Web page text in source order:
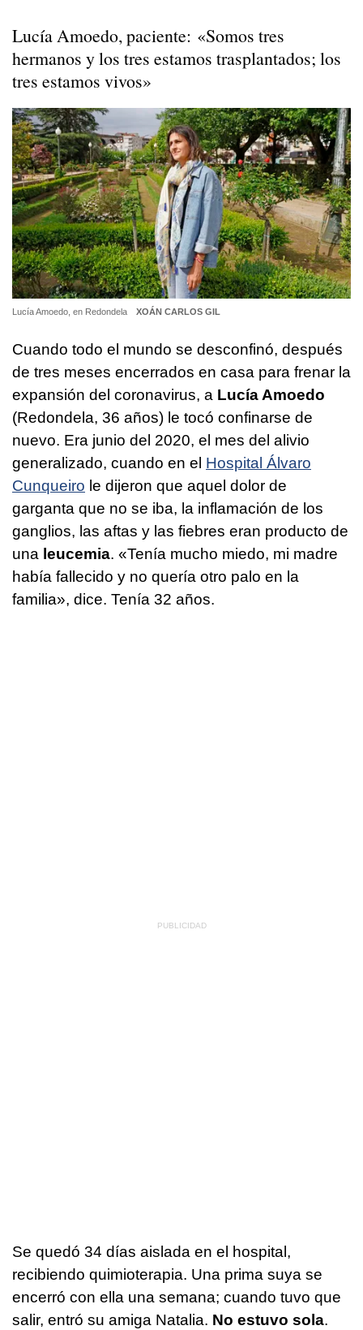
Lucía Amoedo, paciente: «Somos tres
hermanos y los tres estamos trasplantados; los
tres estamos vivos»
Lucía Amoedo, en Redondela XOÁN CARLOS GIL
Cuando todo el mundo se desconfinó, después
de tres meses encerrados en casa para frenar la
expansión del coronavirus, a Lucía Amoedo
(Redondela, 36 años) le tocó confinarse de
nuevo. Era junio del 2020, el mes del alivio
generalizado, cuando en el Hospital Álvaro
Cunqueiro le dijeron que aquel dolor de
garganta que no se iba, la inflamación de los
ganglios, las aftas y las fiebres eran producto de
una leucemia. «Tenía mucho miedo, mi madre
había fallecido y no quería otro palo en la
familia», dice. Tenía 32 años.
Se quedó 34 días aislada en el hospital,
recibiendo quimioterapia. Una prima suya se
encerró con ella una semana; cuando tuvo que
salir, entró su amiga Natalia. No estuvo sola.